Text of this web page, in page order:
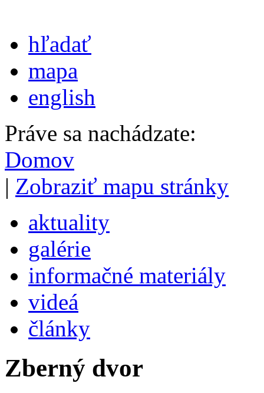
hľadať
mapa
english
Práve sa nachádzate:
Domov
| Zobraziť mapu stránky
aktuality
galérie
informačné materiály
videá
články
Zberný dvor